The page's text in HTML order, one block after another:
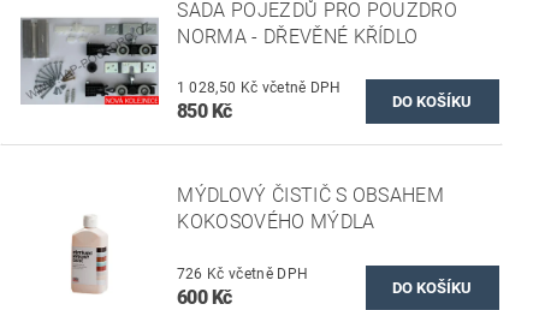
SADA POJEZDŮ PRO POUZDRO
NORMA - DŘEVĚNÉ KŘÍDLO
1 028,50 Kč včetně DPH
850 Kč
MÝDLOVÝ ČISTIČ S OBSAHEM
KOKOSOVÉHO MÝDLA
726 Kč včetně DPH
600 Kč